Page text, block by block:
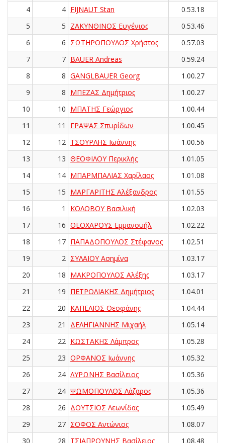
4
4 FIJNAUT Stan
0.53.18
5
5 ΖΑΚΥΝΘΙΝΟΣ Ευγένιος
0.53.46
6
6 ΣΩΤΗΡΟΠΟΥΛΟΣ Χρήστος
0.57.03
7
7 BAUER Andreas
0.59.24
8
8 GANGLBAUER Georg
1.00.27
9
8 ΜΠΕΖΑΣ Δημήτριος
1.00.27
10
10 ΜΠΑΤΗΣ Γεώργιος
1.00.44
11
11 ΓΡΑΨΑΣ Σπυρίδων
1.00.45
12
12 ΤΣΟΥΡΛΗΣ Ιωάννης
1.00.56
13
13 ΘΕΟΦΙΛΟΥ Περικλής
1.01.05
14
14 ΜΠΑΡΜΠΑΛΙΑΣ Χαρίλαος
1.01.08
15
15 ΜΑΡΓΑΡΙΤΗΣ Αλέξανδρος
1.01.55
16
1 ΚΟΛΟΒΟΥ Βασιλική
1.02.03
17
16 ΘΕΟΧΑΡΟΥΣ Εμμανουήλ
1.02.22
18
17 ΠΑΠΑΔΟΠΟΥΛΟΣ Στέφανος
1.02.51
19
2 ΣΥΛΑΙΟΥ Ασημίνα
1.03.17
20
18 ΜΑΚΡΟΠΟΥΛΟΣ Αλέξης
1.03.17
21
19 ΠΕΤΡΟΛΙΑΚΗΣ Δημήτριος
1.04.01
22
20 ΚΑΠΕΛΙΟΣ Θεοφάνης
1.04.44
23
21 ΔΕΛΗΓΙΑΝΝΗΣ Μιχαήλ
1.05.14
24
22 ΚΩΣΤΑΚΗΣ Λάμπρος
1.05.28
25
23 ΟΡΦΑΝΟΣ Ιωάννης
1.05.32
26
24 ΛΥΡΩΝΗΣ Βασίλειος
1.05.36
27
24 ΨΩΜΟΠΟΥΛΟΣ Λάζαρος
1.05.36
28
26 ΔΟΥΤΣΙΟΣ Λεωνίδας
1.05.49
29
27 ΣΟΦΟΣ Αντώνιος
1.08.07
30
28 ΤΣΙΑΠΡΟΥΝΗΣ Βασίλειος 1.08.48